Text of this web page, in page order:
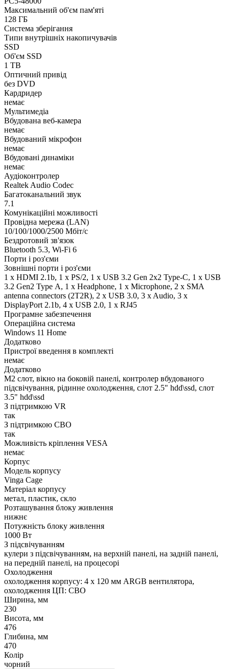
Максимальний об'єм пам'яті
128 ГБ
Система зберігання
Типи внутрішніх накопичувачів
SSD
Об'єм SSD
1 TB
Оптичний привід
без DVD
Кардридер
немає
Мультимедіа
Вбудована веб-камера
немає
Вбудований мікрофон
немає
Вбудовані динаміки
немає
Аудіоконтролер
Realtek Audio Codec
Багатоканальний звук
7.1
Комунікаційні можливості
Провідна мережа (LAN)
10/100/1000/2500 Мбіт/с
Бездротовий зв'язок
Bluetooth 5.3, Wi-Fi 6
Порти і роз'єми
Зовнішні порти і роз'єми
1 x HDMI 2.1b, 1 x PS/2, 1 x USB 3.2 Gen 2x2 Type-C, 1 x USB
3.2 Gen2 Type А, 1 x Нeadphone, 1 х Microphone, 2 x SMA
antenna connectors (2T2R), 2 x USB 3.0, 3 x Audio, 3 x
DisplayPort 2.1b, 4 x USB 2.0, 1 x RJ45
Програмне забезпечення
Операційна система
Windows 11 Home
Додатково
Пристрої введення в комплекті
немає
Додатково
M2 слот, вікно на боковій панелі, контролер вбудованого
підсвічування, рідинне охолодження, слот 2.5" hdd\ssd, слот
3.5" hdd\ssd
З підтримкою VR
так
З підтримкою СВО
так
Можливість кріплення VESA
немає
Корпус
Модель корпусу
Vinga Cage
Матеріал корпусу
метал, пластик, скло
Розташування блоку живлення
нижнє
Потужність блоку живлення
1000 Вт
З підсвічуванням
кулери з підсвічуванням, на верхній панелі, на задній панелі,
на передній панелі, на процесорі
Охолодження
охолодження корпусу: 4 x 120 мм ARGB вентилятора,
охолодження ЦП: СВО
Ширина, мм
230
Висота, мм
476
Глибина, мм
470
Колір
чорний